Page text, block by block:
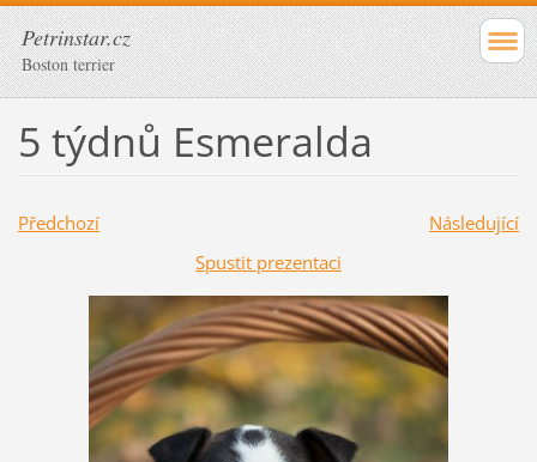
Petrinstar.cz
Boston terrier
5 týdnů Esmeralda
Předchozí
Následující
Spustit prezentaci